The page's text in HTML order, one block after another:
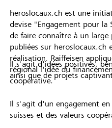
heroslocaux.ch est une
devise "Engagement pour la
de faire connaître à un
publiées sur heroslocaux.ch
réalisation. Raiffeisen
régional l'idée du
coopérative.
Il s'agit d'idées positives,
ainsi que de projets
Il s'agit d'un engagement en
suisses et des valeurs